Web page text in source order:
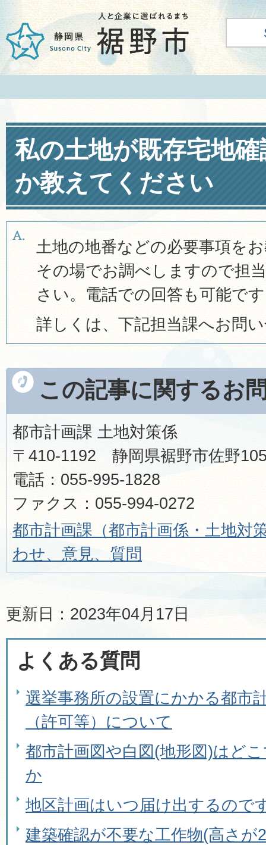
私の土地が既存宅地
か教えてください
土地の地番などの必要事項を
その場でお調べしますので担
さい。電話での回答も可能で
詳しくは、下記担当課へお問
この記事に関するお
都市計画課 土地対策係
〒410-1192 静岡県裾野市佐野
電話：055-995-1828
ファクス：055-994-0272
都市計画課（都市計画係・土地対
わせ、意見、質問
更新日：2023年04月17日
よくある質問
選挙事務所の設置にかかる都市
（許可等）について
都市計画図や白図(地形図)はど
か
地区計画はいつ届け出するので
建築確認が不要な工作物(高さが